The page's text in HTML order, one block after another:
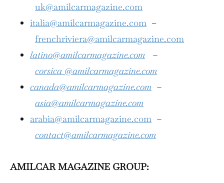
uk@amilcarmagazine.com
italia@amilcarmagazine.com –
frenchriviera@amilcarmagazine.com
latino@amilcarmagazine.com –
corsica @amilcarmagazine.com
canada@amilcarmagazine.com –
asia@amilcarmagazine.com
arabia@amilcarmagazine.com –
contact@amilcarmagazine.com
AMILCAR MAGAZINE GROUP: